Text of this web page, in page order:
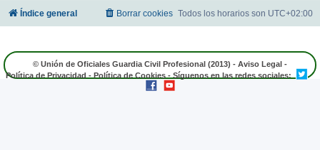
Índice general Todos los horarios son UTC+02:00
Borrar cookies
© Unión de Oficiales Guardia Civil Profesional (2013) - Aviso Legal -
Política de Privacidad - Política de Cookies - Síguenos en las redes sociales: